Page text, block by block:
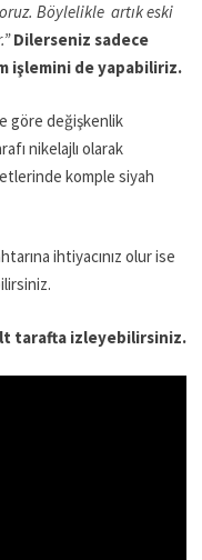
Böylelikle artık eski
Dilerseniz sadece
işlemini de yapabiliriz.
göre değişkenlik
nikelajlı olarak
komple siyah
ihtiyacınız olur ise
tarafta izleyebilirsiniz.